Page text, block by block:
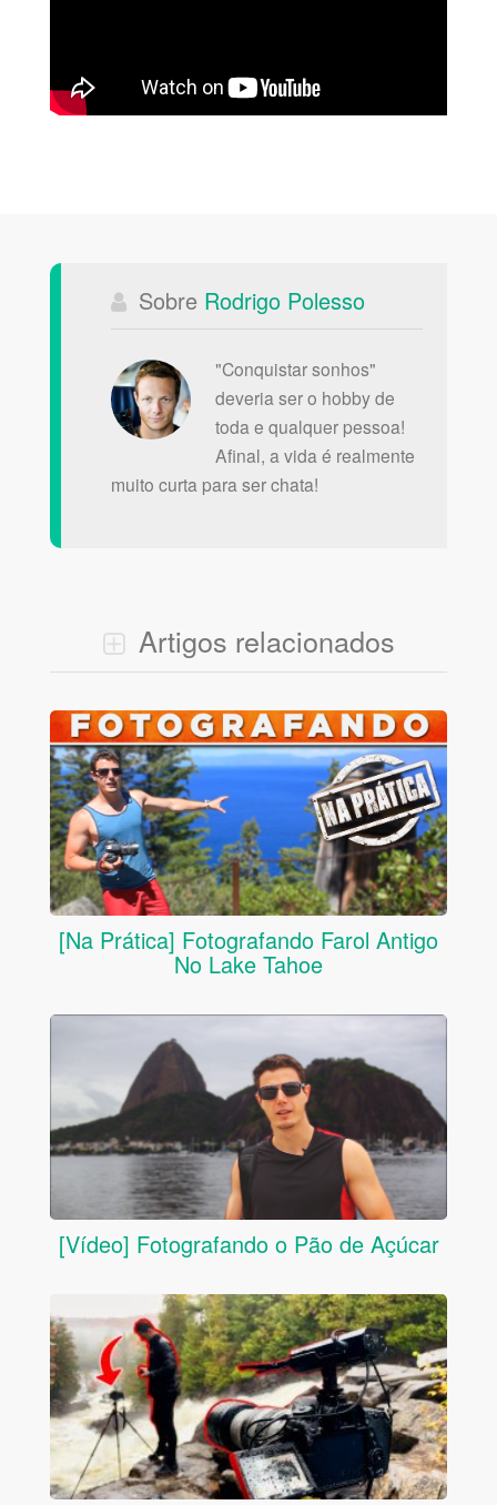
Sobre Rodrigo Polesso
"Conquistar sonhos"
deveria ser o hobby de
toda e qualquer pessoa!
Afinal, a vida é realmente
muito curta para ser chata!
Artigos relacionados
[Na Prática] Fotografando Farol Antigo
No Lake Tahoe
[Vídeo] Fotografando o Pão de Açúcar